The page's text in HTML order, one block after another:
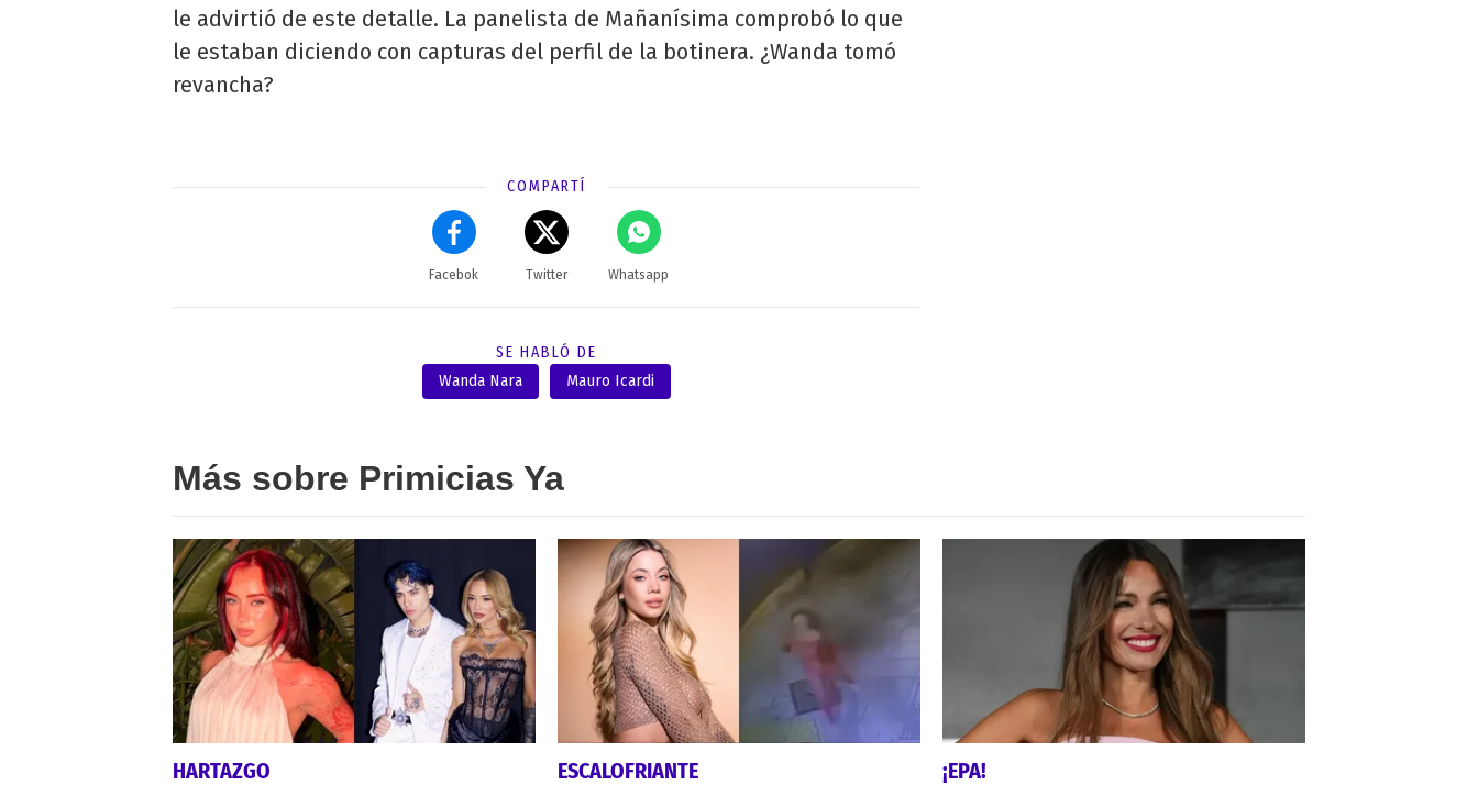
le advirtió de este detalle. La panelista de Mañanísima comprobó lo que
le estaban diciendo con capturas del perfil de la botinera. ¿Wanda tomó
revancha?
COMPARTÍ
Facebok Twitter Whatsapp
SE HABLÓ DE
Wanda Nara
Mauro Icardi
Más sobre Primicias Ya
HARTAZGO
ESCALOFRIANTE
¡EPA!